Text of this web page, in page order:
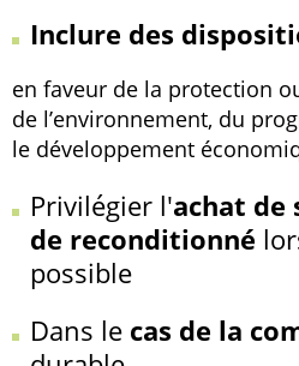
Inclure des
en faveur de la protection
de l’environnement, du
le développement
Privilégier l'achat de
de reconditionné
possible
Dans le cas de la